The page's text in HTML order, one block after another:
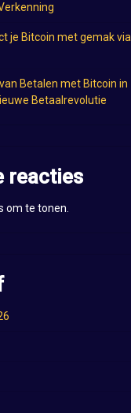
je Bitcoin met gemak via
Betalen met Bitcoin in
Betaalrevolutie
reacties
om te tonen.